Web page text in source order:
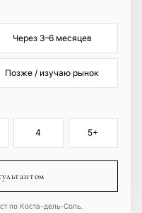
Через 3–6 месяцев
Позже / изучаю рынок
4 5+
по Коста-дель-Соль.